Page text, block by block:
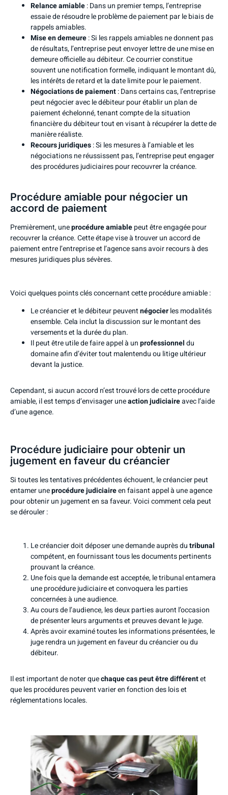
Relance amiable: Dans un premier temps, l’entreprise
essaie de résoudre le problème de paiement par le biais de
rappels amiables.
Mise en demeure: Si les rappels amiables ne donnent pas
de résultats, l’entreprise peut envoyer lettre de une mise en
demeure officielle au débiteur. Ce courrier constitue
souvent une notification formelle, indiquant le montant dû,
les intérêts de retard et la date limite pour le paiement.
Négociations de paiement: Dans certains cas, l’entreprise
peut négocier avec le débiteur pour établir un plan de
paiement échelonné, tenant compte de la situation
financière du débiteur tout en visant à récupérer la dette de
manière réaliste.
Recours juridiques: Si les mesures à l’amiable et les
négociations ne réussissent pas, l’entreprise peut engager
des procédures judiciaires pour recouvrer la créance.
Procédure amiable pour négocier un
accord de paiement
Premièrement, uneprocédure amiablepeut être engagée pour
recouvrer la créance. Cette étape vise à trouver un accord de
paiement entre l’entreprise et l’agence sans avoir recours à des
mesures juridiques plus sévères.
Voici quelques points clés concernant cette procédure amiable :
Le créancier et le débiteur peuventnégocierles modalités
ensemble. Cela inclut la discussion sur le montant des
versements et la durée du plan.
Il peut être utile de faire appel à unprofessionneldu
domaine afin d’éviter tout malentendu ou litige ultérieur
devant la justice.
Cependant, si aucun accord n’est trouvé lors de cette procédure
amiable, il est temps d’envisager uneaction judiciaireavec l’aide
d’une agence.
Procédure judiciaire pour obtenir un
jugement en faveur du créancier
Si toutes les tentatives précédentes échouent, le créancier peut
entamer uneprocédure judiciaireen faisant appel à une agence
pour obtenir un jugement en sa faveur. Voici comment cela peut
se dérouler :
Le créancier doit déposer une demande auprès dutribunal
compétent, en fournissant tous les documents pertinents
prouvant la créance.
Une fois que la demande est acceptée, le tribunal entamera
une procédure judiciaire et convoquera les parties
concernées à une audience.
Au cours de l’audience, les deux parties auront l’occasion
de présenter leurs arguments et preuves devant le juge.
Après avoir examiné toutes les informations présentées, le
juge rendra un jugement en faveur du créancier ou du
débiteur.
Il est important de noter quechaque cas peut être différentet
que les procédures peuvent varier en fonction des lois et
réglementations locales.